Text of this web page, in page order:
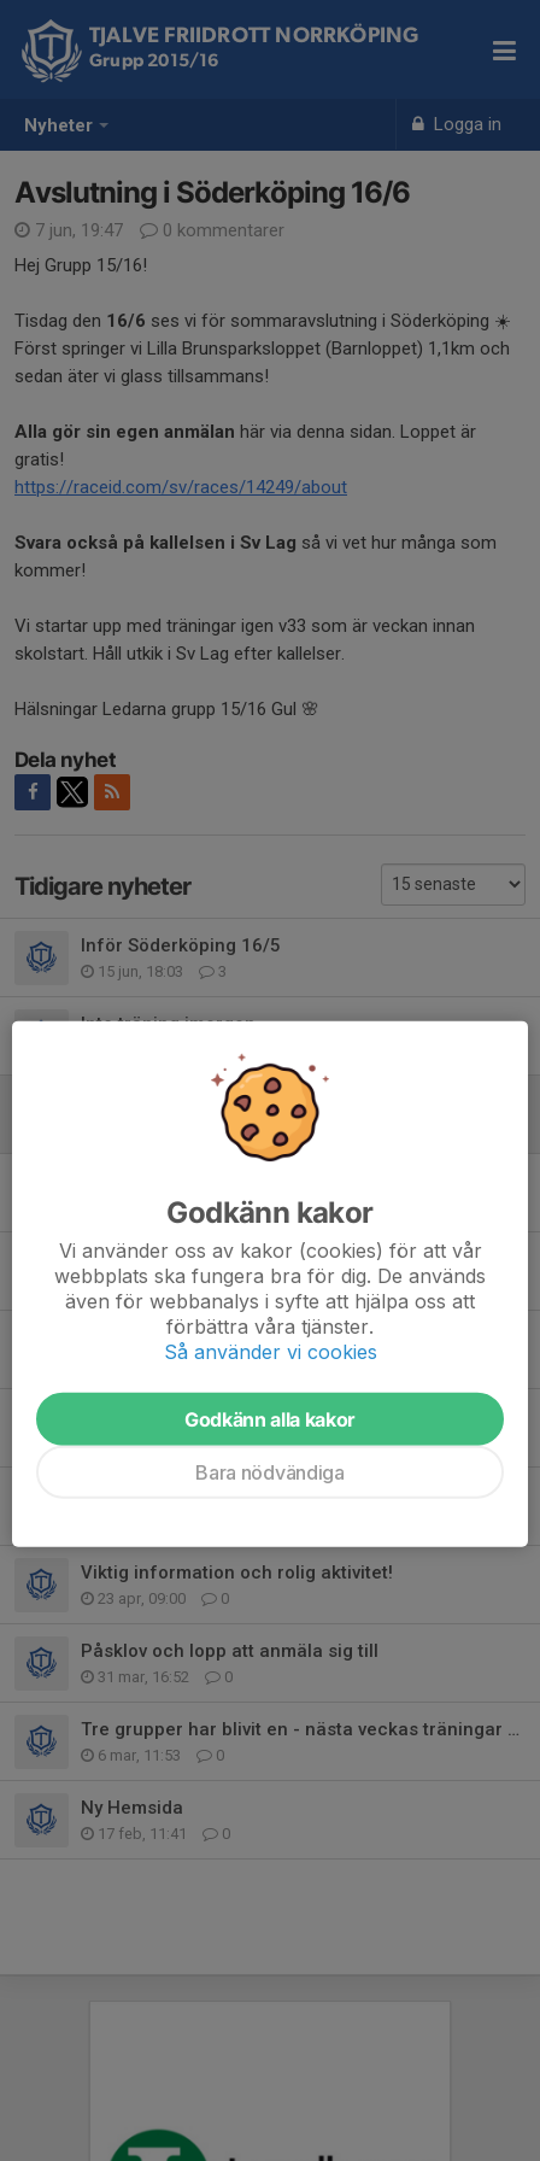
Nyheter Logga in
TJALVE FRIIDROTT NORRKÖPING
Grupp 2015/16
Avslutning i Söderköping 16/6
7 jun, 19:47
0 kommentarer
Hej Grupp 15/16!
Tisdag den 16/6 ses vi för sommaravslutning i Söderköping ☀️
Först springer vi Lilla Brunsparksloppet (Barnloppet) 1,1km och
sedan äter vi glass tillsammans!
Alla gör sin egen anmälan här via denna sidan. Loppet är
gratis!
https://raceid.com/sv/races/14249/about
Svara också på kallelsen i Sv Lag så vi vet hur många som
kommer!
Vi startar upp med träningar igen v33 som är veckan innan
skolstart. Håll utkik i Sv Lag efter kallelser.
Hälsningar Ledarna grupp 15/16 Gul 🌸
Dela nyhet
Tidigare nyheter
Inför Söderköping 16/5
15 jun, 18:03 3
Inte träning imorgon
Avslutning i Söderköping 16/6
2 jun, 13:30 0
Funktionärer Tjalvespelen
27 maj, 13:43 0
Tjalvestugan på lördagförmiddag!
5 maj, 22:54 0
Dags för lopp ikväll!
5 maj, 08:27 0
Viktig information och rolig aktivitet!
23 apr, 09:00 0
Påsklov och lopp att anmäla sig till
31 mar, 16:52 0
Tre grupper har blivit en - nästa veckas träningar och tävling!
6 mar, 11:53 0
Ny Hemsida
17 feb, 11:41 0
Godkänn kakor
Vi använder oss av kakor (cookies) för att vår
webbplats ska fungera bra för dig. De används
även för webbanalys i syfte att hjälpa oss att
förbättra våra tjänster.
Så använder vi cookies
Godkänn alla kakor
Bara nödvändiga